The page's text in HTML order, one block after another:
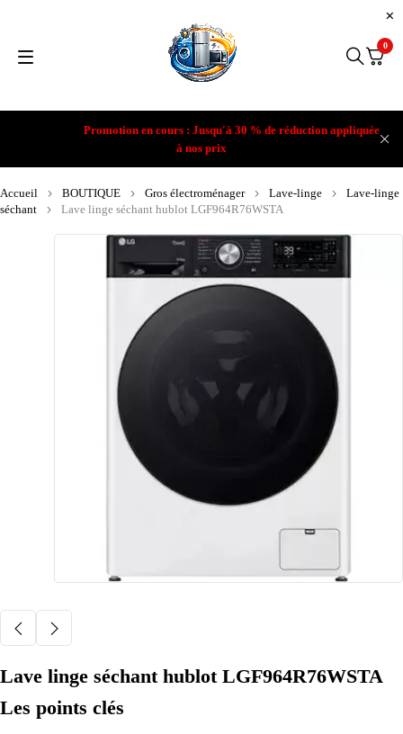
Promotion en cours : Jusqu'à 30 % de réduction appliquée
à nos prix
0
Accueil BOUTIQUE Gros électroménager Lave-linge
Lave-linge
séchant
Lave linge séchant hublot LGF964R76WSTA
Lave linge séchant hublot LGF964R76WSTA
Les points clés